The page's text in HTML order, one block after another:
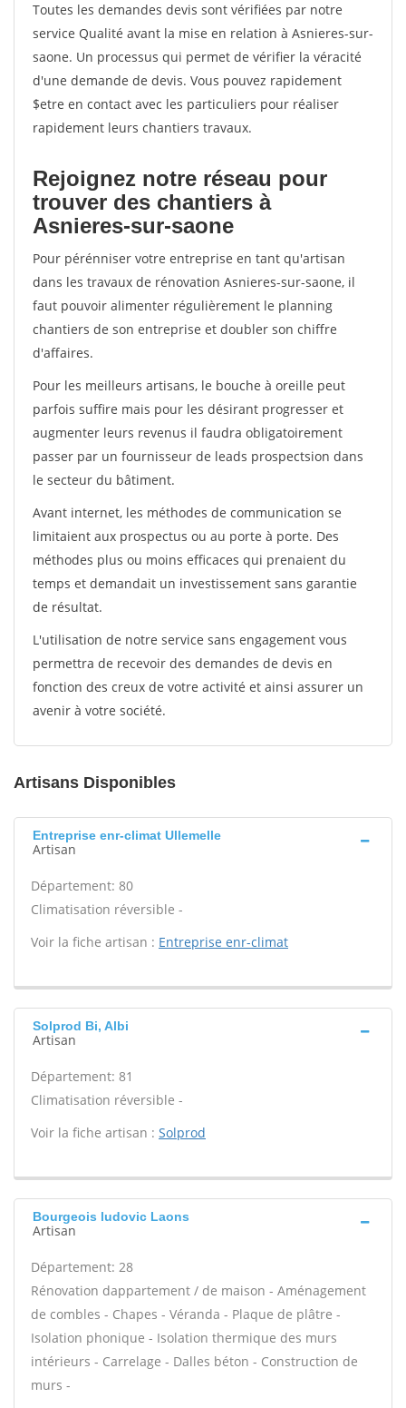
Toutes les demandes devis sont vérifiées par notre
service Qualité avant la mise en relation à Asnieres-sur-
saone. Un processus qui permet de vérifier la véracité
d'une demande de devis. Vous pouvez rapidement
$etre en contact avec les particuliers pour réaliser
rapidement leurs chantiers travaux.
Rejoignez notre réseau pour
trouver des chantiers à
Asnieres-sur-saone
Pour pérénniser votre entreprise en tant qu'artisan
dans les travaux de rénovation Asnieres-sur-saone, il
faut pouvoir alimenter régulièrement le planning
chantiers de son entreprise et doubler son chiffre
d'affaires.
Pour les meilleurs artisans, le bouche à oreille peut
parfois suffire mais pour les désirant progresser et
augmenter leurs revenus il faudra obligatoirement
passer par un fournisseur de leads prospectsion dans
le secteur du bâtiment.
Avant internet, les méthodes de communication se
limitaient aux prospectus ou au porte à porte. Des
méthodes plus ou moins efficaces qui prenaient du
temps et demandait un investissement sans garantie
de résultat.
L'utilisation de notre service sans engagement vous
permettra de recevoir des demandes de devis en
fonction des creux de votre activité et ainsi assurer un
avenir à votre société.
Artisans Disponibles
Entreprise enr-climat Ullemelle
Artisan
Département: 80
Climatisation réversible -
Voir la fiche artisan : Entreprise enr-climat
Solprod Bi, Albi
Artisan
Département: 81
Climatisation réversible -
Voir la fiche artisan : Solprod
Bourgeois ludovic Laons
Artisan
Département: 28
Rénovation dappartement / de maison - Aménagement
de combles - Chapes - Véranda - Plaque de plâtre -
Isolation phonique - Isolation thermique des murs
intérieurs - Carrelage - Dalles béton - Construction de
murs -